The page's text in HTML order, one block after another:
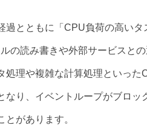
過とともに「CPU負荷の高いタ
の読み書きや外部サービスと
処理や複雑な計算処理といっ
なり、イベントループがブロ
とがあります。